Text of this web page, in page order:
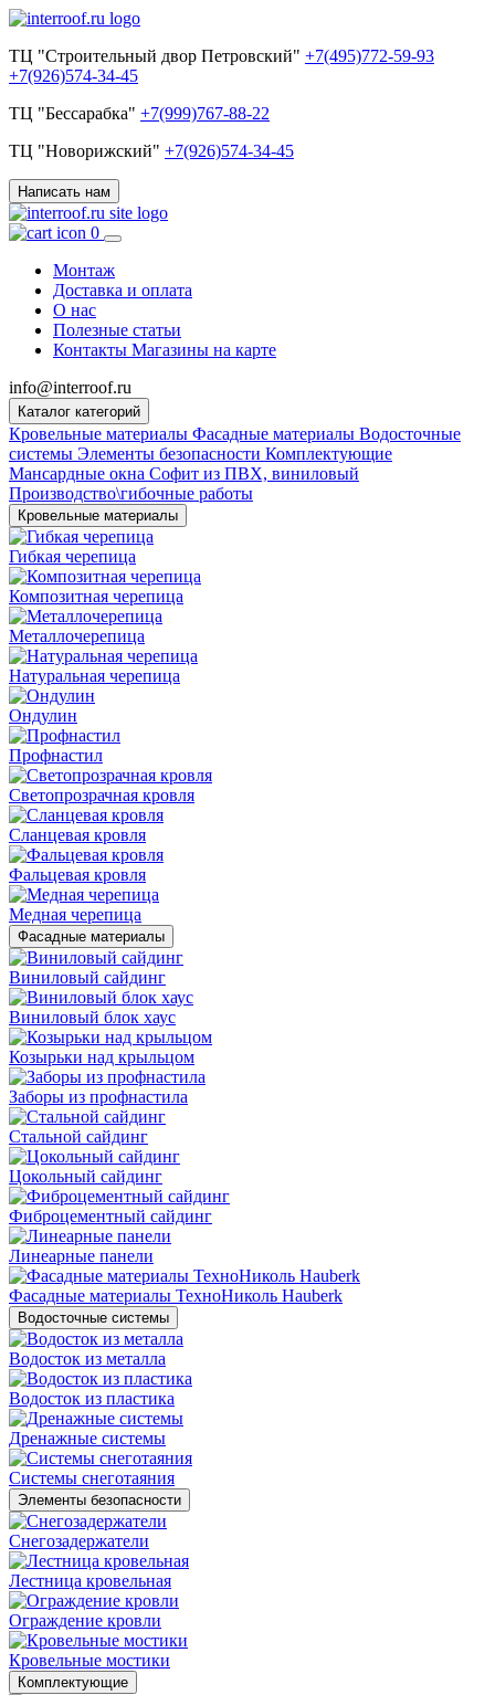
ТЦ "Строительный двор Петровский" +7(495)772-59-93
+7(926)574-34-45
ТЦ "Бессарабка" +7(999)767-88-22
ТЦ "Новорижский" +7(926)574-34-45
Написать нам
0
Монтаж
Доставка и оплата
О нас
Полезные статьи
Контакты Магазины на карте
info@interroof.ru
Каталог категорий
Кровельные материалы Фасадные материалы Водосточные
системы Элементы безопасности Комплектующие
Мансардные окна Софит из ПВХ, виниловый
Производство\гибочные работы
Кровельные материалы
Гибкая черепица
Композитная черепица
Металлочерепица
Натуральная черепица
Ондулин
Профнастил
Светопрозрачная кровля
Сланцевая кровля
Фальцевая кровля
Медная черепица
Фасадные материалы
Виниловый сайдинг
Виниловый блок хаус
Козырьки над крыльцом
Заборы из профнастила
Стальной сайдинг
Цокольный сайдинг
Фиброцементный сайдинг
Линеарные панели
Фасадные материалы ТехноНиколь Hauberk
Водосточные системы
Водосток из металла
Водосток из пластика
Дренажные системы
Системы снеготаяния
Элементы безопасности
Снегозадержатели
Лестница кровельная
Ограждение кровли
Кровельные мостики
Комплектующие